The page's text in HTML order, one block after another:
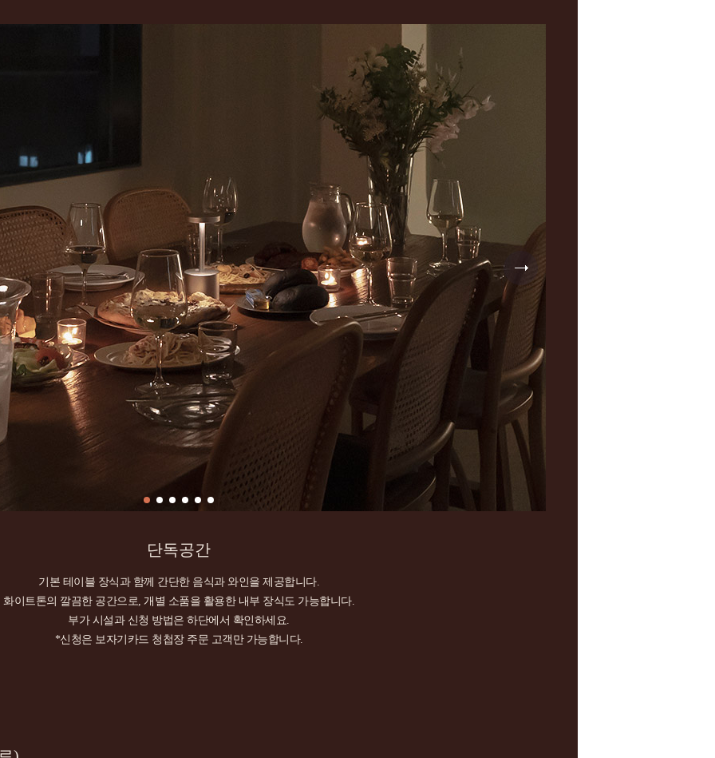
단독공간
기본 테이블 장식과 함께 간단한 음식과 와인을 제공합니다.
화이트톤의 깔끔한 공간으로, 개별 소품을 활용한 내부 장식도 가능합니다.
부가 시설과 신청 방법은 하단에서 확인하세요.
*신청은 보자기카드 청첩장 주문 고객만 가능합니다.